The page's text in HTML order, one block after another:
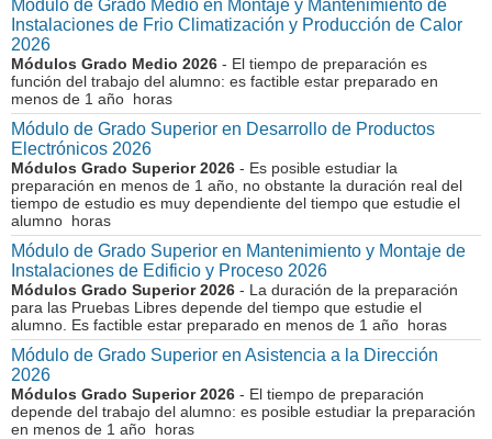
Módulo de Grado Medio en Montaje y Mantenimiento de
Instalaciones de Frio Climatización y Producción de Calor
2026
Módulos Grado Medio 2026 - El tiempo de preparación es
función del trabajo del alumno: es factible estar preparado en
menos de 1 año horas
Módulo de Grado Superior en Desarrollo de Productos
Electrónicos 2026
Módulos Grado Superior 2026 - Es posible estudiar la
preparación en menos de 1 año, no obstante la duración real del
tiempo de estudio es muy dependiente del tiempo que estudie el
alumno horas
Módulo de Grado Superior en Mantenimiento y Montaje de
Instalaciones de Edificio y Proceso 2026
Módulos Grado Superior 2026 - La duración de la preparación
para las Pruebas Libres depende del tiempo que estudie el
alumno. Es factible estar preparado en menos de 1 año horas
Módulo de Grado Superior en Asistencia a la Dirección
2026
Módulos Grado Superior 2026 - El tiempo de preparación
depende del trabajo del alumno: es posible estudiar la preparación
en menos de 1 año horas